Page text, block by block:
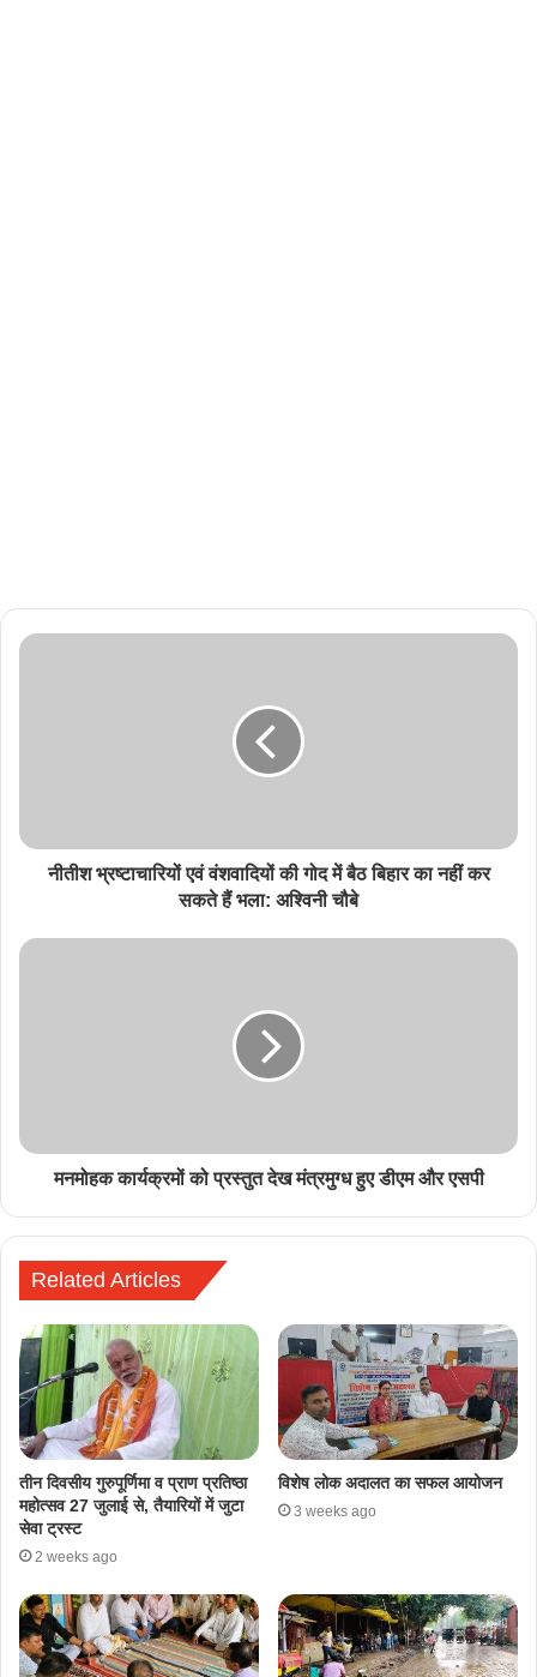
नीतीश भ्रष्टाचारियों एवं वंशवादियों की गोद में बैठ बिहार का नहीं कर
सकते हैं भला: अश्विनी चौबे
मनमोहक कार्यक्रमों को प्रस्तुत देख मंत्रमुग्ध हुए डीएम और एसपी
Related Articles
तीन दिवसीय गुरुपूर्णिमा व प्राण प्रतिष्ठा
महोत्सव 27 जुलाई से, तैयारियों में जुटा
सेवा ट्रस्ट
2 weeks ago
विशेष लोक अदालत का सफल आयोजन
3 weeks ago